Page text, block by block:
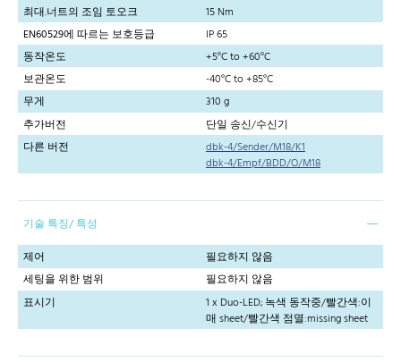
최대.너트의 조임 토오크
15 Nm
EN60529에 따르는 보호등급
IP 65
동작온도
+5°C to +60°C
보관온도
-40°C to +85°C
무게
310 g
추가버전
단일 송신/수신기
다른 버전
dbk-4/Sender/M18/K1
dbk-4/Empf/BDD/O/M18
기술 특징/ 특성
제어
필요하지 않음
세팅을 위한 범위
필요하지 않음
표시기
1 x Duo-LED; 녹색 동작중/빨간색:이
매 sheet/빨간색 점멸:missing sheet